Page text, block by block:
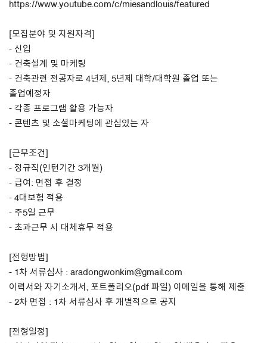
https://www.youtube.com/c/miesandlouis/featured
[모집분야 및 지원자격]
- 신입
- 건축설계 및 마케팅
- 건축관련 전공자로 4년제, 5년제 대학/대학원 졸업 또는
졸업예정자
- 각종 프로그램 활용 가능자
- 콘텐츠 및 소셜마케팅에 관심있는 자
[근무조건]
- 정규직(인턴기간 3개월)
- 급여: 면접 후 결정
- 4대보험 적용
- 주5일 근무
- 초과근무 시 대체휴무 적용
[전형방법]
- 1차 서류심사 : aradongwonkim@gmail.com
이력서와 자기소개서, 포트폴리오(pdf 파일) 이메일을 통해 제출
- 2차 면접 : 1차 서류심사 후 개별적으로 공지
[전형일정]